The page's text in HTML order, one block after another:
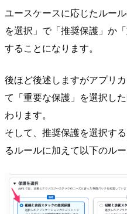
ユースケースに応じたルー
を選択」で「推奨保護」か
することになります。
後ほど後述しますがアプリ
て「重要な保護」を選択し
わります。
そして、推奨保護を選択す
るルールに加えて以下のル